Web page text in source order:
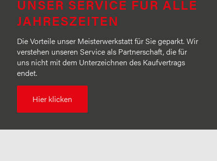
UNSER SERVICE FÜR ALLE
JAHRESZEITEN
Die Vorteile unser Meisterwerkstatt für Sie geparkt. Wir
verstehen unseren Service als Partnerschaft, die für
uns nicht mit dem Unterzeichnen des Kaufvertrags
endet.
Hier klicken